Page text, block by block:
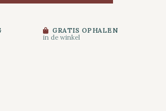
GRATIS OPHALEN
in de winkel